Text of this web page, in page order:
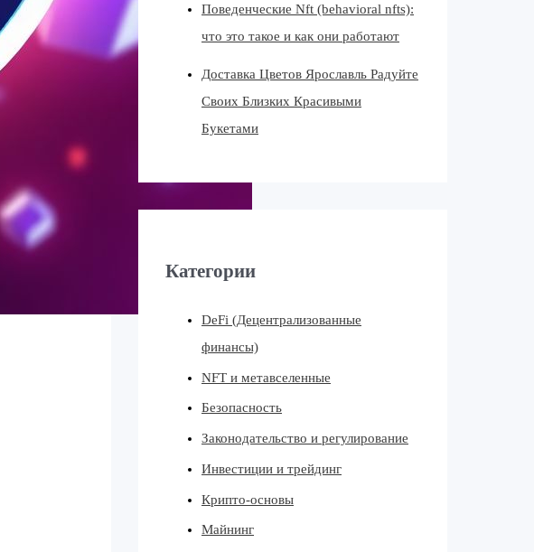
Поведенческие Nft (behavioral nfts):
что это такое и как они работают
Доставка Цветов Ярославль Радуйте
Своих Близких Красивыми
Букетами
Категории
DeFi (Децентрализованные
финансы)
NFT и метавселенные
Безопасность
Законодательство и регулирование
Инвестиции и трейдинг
Крипто-основы
Майнинг